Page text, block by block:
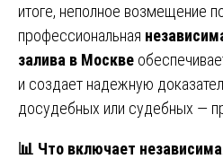
итоге, неполное возмещение
профессиональная
залива в Москве
и создает надежную
досудебных или судебных —
📊 Что включает